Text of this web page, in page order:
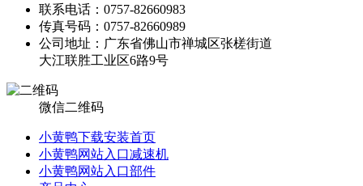
联系电话：0757-82660983
传真号码：0757-82660989
公司地址：广东省佛山市禅城区张槎街道
大江联胜工业区6路9号
微信二维码
小黄鸭下载安装首页
小黄鸭网站入口减速机
小黄鸭网站入口部件